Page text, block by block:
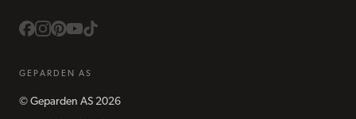
GEPARDEN AS
© Geparden AS 2026